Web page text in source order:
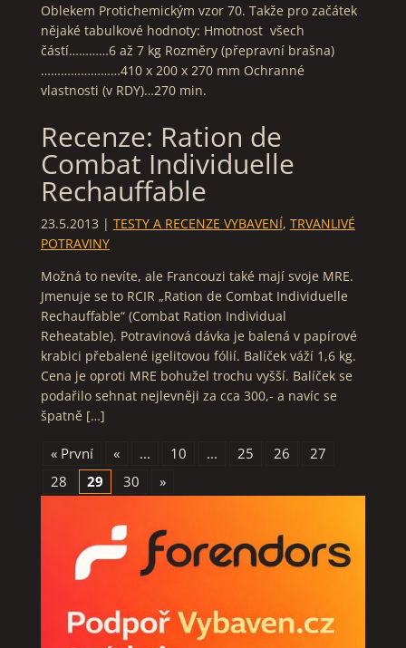
Oblekem Protichemickým vzor 70. Takže pro začátek
nějaké tabulkové hodnoty: Hmotnost všech
částí…………6 až 7 kg Rozměry (přepravní brašna)
……………………410 x 200 x 270 mm Ochranné
vlastnosti (v RDY)…270 min.
Recenze: Ration de
Combat Individuelle
Rechauffable
23.5.2013 | TESTY A RECENZE VYBAVENÍ, TRVANLIVÉ
POTRAVINY
Možná to nevíte, ale Francouzi také mají svoje MRE.
Jmenuje se to RCIR „Ration de Combat Individuelle
Rechauffable“ (Combat Ration Individual
Reheatable). Potravinová dávka je balená v papírové
krabici přebalené igelitovou fólií. Balíček váží 1,6 kg.
Cena je oproti MRE bohužel trochu vyšší. Balíček se
podařilo sehnat nejlevněji za cca 300,- a navíc se
špatně […]
« První « ... 10 ... 25 26
27
28
29 30 »